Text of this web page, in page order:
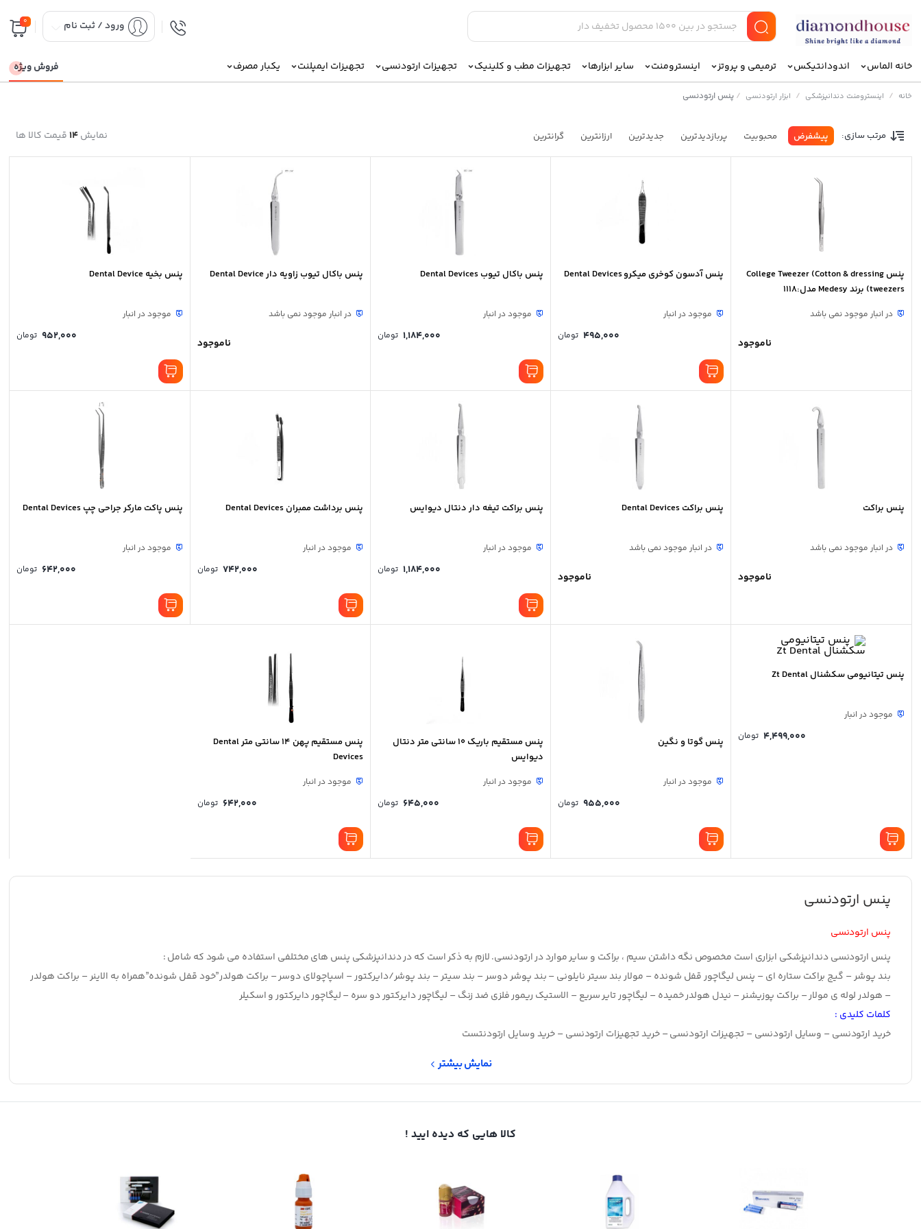
ورود / ثبت نام 0
خانه الماس اندودانتیکس ترمیمی و پروتز اینسترومنت سایر ابزارها تجهیزات مطب و کلینیک تجهیزات ارتودنسی تجهیزات ایمپلنت یکبار مصرف فروش ویژه
خانه / اینسترومنت دندانپزشکی / ابزار ارتودنسی /پنس ارتودنسی
مرتب سازی: پیشفرض محبوبیت پربازدیدترین جدیدترین ارزانترین گرانترین نمایش14 قیمت کالا ها
پنس College Tweezer (Cotton & dressing
tweezers) برند Medesy مدل:1118
در انبار موجود نمی باشد
ناموجود
پنس آدسون کوخری میکرو Dental Devices
موجود در انبار
495,000 تومان
پنس باکال تیوب Dental Devices
موجود در انبار
1,184,000 تومان
پنس باکال تیوب زاویه دار Dental Device
در انبار موجود نمی باشد
ناموجود
پنس بخیه Dental Device
موجود در انبار
952,000 تومان
پنس براکت
در انبار موجود نمی باشد
ناموجود
پنس براکت Dental Devices
در انبار موجود نمی باشد
ناموجود
پنس براکت تیغه دار دنتال دیوایس
موجود در انبار
1,184,000 تومان
پنس برداشت ممبران Dental Devices
موجود در انبار
742,000 تومان
پنس پاکت مارکر جراحی چپ Dental Devices
موجود در انبار
642,000 تومان
پنس تیتانیومی سکشنال Zt Dental
موجود در انبار
4,499,000 تومان پنس گوتا و نگین
موجود در انبار
955,000 تومان
پنس مستقیم باریک ۱۰ سانتی متر دنتال
دیوایس
موجود در انبار
645,000 تومان
پنس مستقیم پهن ۱۴ سانتی متر Dental
Devices
موجود در انبار
642,000 تومان
پنس ارتودنسی
پنس ارتودنسی
پنس ارتودنسی دندانپزشكي ابزاري است مخصوص نگه داشتن سيم ، براکت و ساير موارد در ارتودنسي. لازم به ذکر است که در دندانپزشکي پنس های مختلفي استفاده مي شود که شامل :
بند پوشر – گیج براکت ستاره ای – پنس لیگاچور قفل شونده – مولار بند سیتر نایلونی – بند پوشر دوسر – بند سیتر – بند پوشر/دایرکتور – اسپاچولای دوسر – براکت هولدر”خود قفل شونده”همراه به الاینر – براکت هولدر
– هولدر لوله ی مولار – براکت پوزیشنر – نیدل هولدر خمیده – لیگاچور تایر سریع – الاستیک ریمور فلزی ضد زنگ – لیگاچور دایرکتور دو سره – لیگاچور دایرکتور و اسکیلر
کلمات کلیدی :
خرید ارتودنسی – وسایل ارتودنسی – تجهیزات ارتودنسی – خرید تجهیزات ارتودنسی – خرید وسایل ارتودنتست
نمایش بیشتر
کالا هایی که دیده ایید !